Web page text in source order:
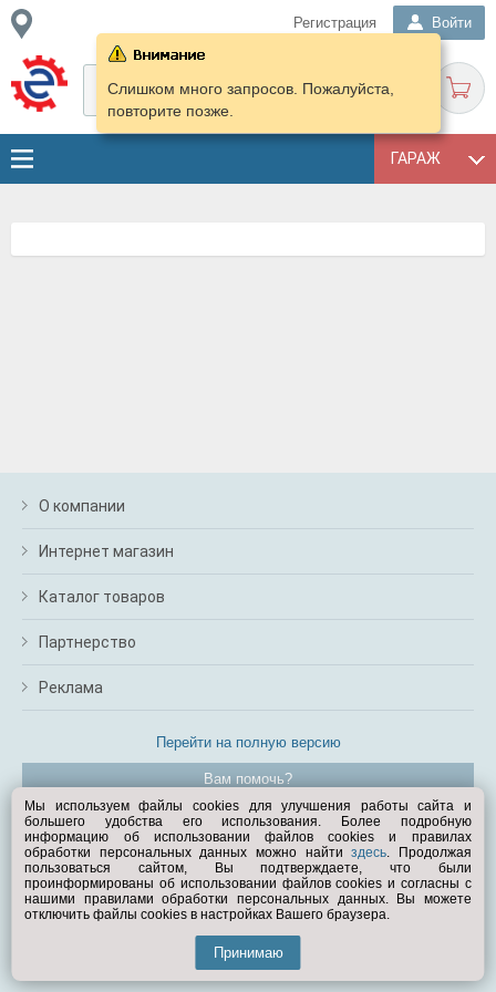
Регистрация Войти
ГАРАЖ
Слишком много запросов. Пожалуйста,
повторите позже.
О компании
Интернет магазин
Каталог товаров
Партнерство
Реклама
Перейти на полную версию
Вам помочь?
© Exist.ru 1998—2026
Мы используем файлы cookies для улучшения работы сайта и
большего удобства его использования. Более подробную
информацию об использовании файлов cookies и правилах
обработки персональных данных можно найтиздесь. Продолжая
пользоваться сайтом, Вы подтверждаете, что были
проинформированы об использовании файлов cookies и согласны с
нашими правилами обработки персональных данных. Вы можете
отключить файлы cookies в настройках Вашего браузера.
Принимаю